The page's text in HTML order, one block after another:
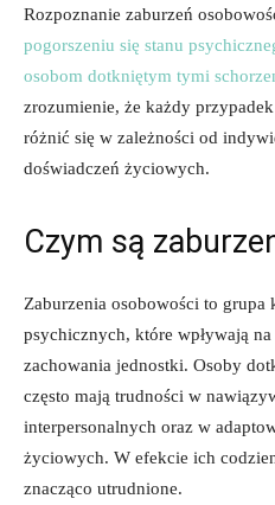
Rozpoznanie zaburzeń
pogorszeniu się stanu
osobom dotkniętym tymi⁢
zrozumienie, że każdy
różnić się w⁢ zależności od
doświadczeń życiowych.
Czym są
Zaburzenia osobowości to grupa
psychicznych, które ‍wpływają
zachowania jednostki. Osoby
często mają trudności w
interpersonalnych oraz ⁣w
życiowych. W efekcie ich
znacząco utrudnione.